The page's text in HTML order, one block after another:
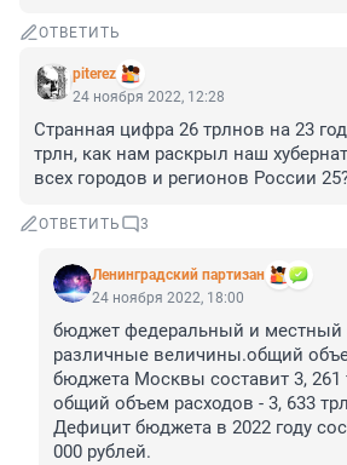
ОТВЕТИТЬ
piterez
24 ноября 2022, 12:28
Странная цифра 26 трлнов на 23
трлн, как нам раскрыл наш
всех городов и регионов России
ОТВЕТИТЬ 3
Ленинградский партизан
24 ноября 2022, 18:00
бюджет федеральный и местный
различные величины.общий
бюджета Москвы составит 3, 261
общий объем расходов - 3, 633
Дефицит бюджета в 2022 году
000 рублей.